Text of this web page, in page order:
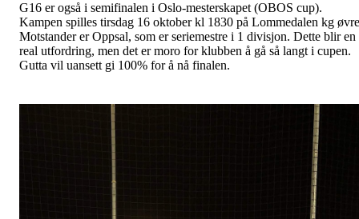
G16 er også i semifinalen i Oslo-mesterskapet (OBOS cup).
Kampen spilles tirsdag 16 oktober kl 1830 på Lommedalen kg
Motstander er Oppsal, som er seriemestre i 1 divisjon. Dette blir en
real utfordring, men det er moro for klubben å gå så langt i cupen.
Gutta vil uansett gi 100% for å nå finalen.